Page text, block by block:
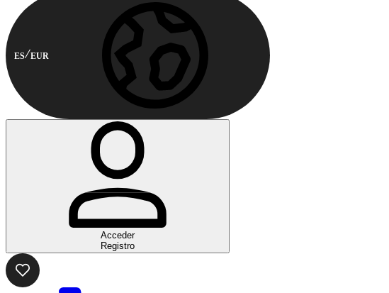
ES EUR
Acceder
Registro